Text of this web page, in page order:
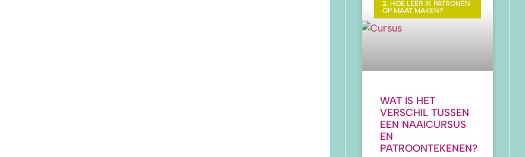
2. HOE LEER IK PATRONEN
OP MAAT MAKEN?
WAT IS HET
VERSCHIL TUSSEN
EEN NAAICURSUS
EN
PATROONTEKENEN?